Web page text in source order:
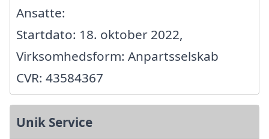
Ansatte:
Startdato: 18. oktober 2022,
Virksomhedsform: Anpartsselskab
CVR: 43584367
Unik Service